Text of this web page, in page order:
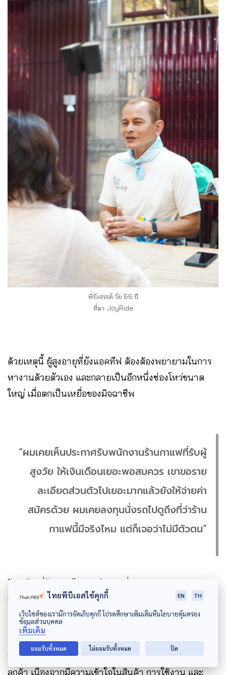
พี่รังสรรค์ วัย 66 ปี
ที่มา: JoyRide
ด้วยเหตุนี้ ผู้สูงอายุที่ยังแอคทีฟ ต้องต้องพยายามในการ
หางานด้วยตัวเอง และกลายเป็นอีกหนึ่งช่องโหว่ขนาด
ใหญ่ เมื่อตกเป็นเหยื่อของมิจฉาชีพ
“ผมเคยเห็นประกาศรับพนักงานร้านกาแฟที่รับผู้
สูงวัย ให้เงินเดือนเยอะพอสมควร เขาขอราย
ละเอียดส่วนตัวไปเยอะมากแล้วยังให้จ่ายค่า
สมัครด้วย ผมเคยลงทุนนั่งรถไปดูถึงที่ว่าร้าน
กาแฟนี้มีจริงไหม แต่ก็เจอว่าไม่มีตัวตน”
ปัจจุบัน พี่รังสรรค์ได้เข้าทำงานที่ร้านกาแฟ THE
COFFEE CLUB THAILAND ในตำแหน่ง Senior Barista
และเป็น Senior Brand Ambassador ของ Joy Ride
และยังเป็น “คุณลุง” ที่ถูกจ้างให้เป็นแบรนด์แอมบาสเดอร์
ของบริษัทรถตู้สำหรับผู้สูงวัย มีหน้าที่ในการให้ข้อมูลแก่
ลูกค้า เนื่องจากมีความเข้าใจในสินค้า การใช้งาน และ
ไทยพีบีเอสใช้คุกกี้ EN TH
เว็บไซต์ของเรามีการจัดเก็บคุกกี้ โปรดศึกษาเพิ่มเติมที่นโยบายคุ้มครอง
ข้อมูลส่วนบุคคล
เพิ่มเติม
ยอมรับทั้งหมด ไม่ยอมรับทั้งหมด ปิด